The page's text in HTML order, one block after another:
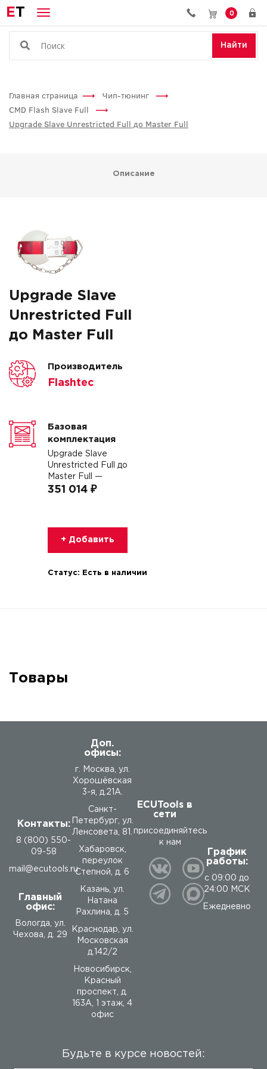
ET 0
Найти
Главная страница
Чип-тюнинг
CMD Flash Slave Full
Upgrade Slave Unrestricted Full до Master Full
Описание
Upgrade Slave
Unrestricted Full
до Master Full
Производитель
Flashtec
Базовая
комплектация
Upgrade Slave
Unrestricted Full до
Master Full —
351 014 ₽
+ Добавить
Статус: Есть в наличии
Товары
Контакты:
8 (800) 550-
09-58
mail@ecutools.ru
Главный
офис:
Вологда, ул.
Чехова, д. 29
Доп.
офисы:
г. Москва, ул.
Хорошёвская
3-я, д.21А.
Санкт-
Петербург, ул.
Ленсовета, 81.
Хабаровск,
переулок
Степной, д. 6
Казань, ул.
Натана
Рахлина, д. 5
Краснодар, ул.
Московская
д.142/2
Новосибирск,
Красный
проспект, д.
163А, 1 этаж, 4
офис
ECUTools в
сети
присоединяйтесь
к нам
График
работы:
с 09:00 до
24:00 МСК
Ежедневно
Будьте в курсе новостей: